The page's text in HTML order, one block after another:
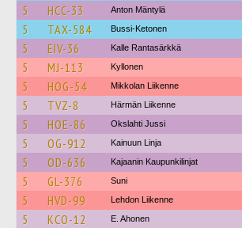
5 HCC-33 Anton Mäntylä
5 TAX-584 Bussi-Ketonen
5 EIV-36 Kalle Rantasärkkä
5 MJ-113 Kyllonen
5 HOG-54 Mikkolan Liikenne
5 TVZ-8 Härmän Liikenne
5 HOE-86 Okslahti Jussi
5 OG-912 Kainuun Linja
5 OD-636 Kajaanin Kaupunkilinjat
5 GL-376 Suni
5 HVD-99 Lehdon Liikenne
5 KCO-12 E. Ahonen